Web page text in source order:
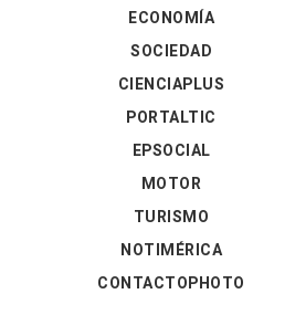
ECONOMÍA
SOCIEDAD
CIENCIAPLUS
PORTALTIC
EPSOCIAL
MOTOR
TURISMO
NOTIMÉRICA
CONTACTOPHOTO